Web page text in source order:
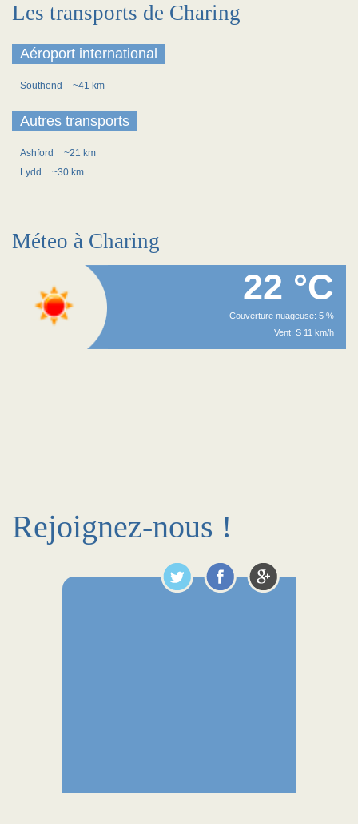
Les transports de Charing
Aéroport international
Southend ~41 km
Autres transports
Ashford
~21 km
Lydd
~30 km
Méteo à Charing
22 °C
Couverture nuageuse: 5 %
Vent: S 11 km/h
Rejoignez-nous !